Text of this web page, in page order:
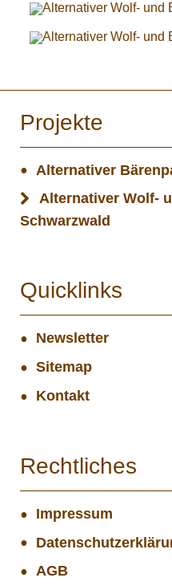
Projekte
Alternativer
Alternativer Wolf-
Schwarzwald
Quicklinks
Newsletter
Sitemap
Kontakt
Rechtliches
Impressum
AGB